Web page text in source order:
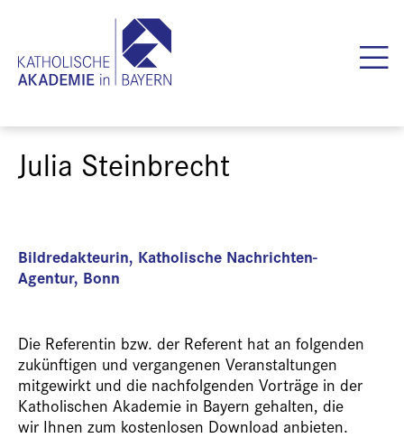
Julia Steinbrecht
Bildredakteurin, Katholische Nachrichten-
Agentur, Bonn
Die Referentin bzw. der Referent hat an folgenden
zukünftigen und vergangenen Veranstaltungen
mitgewirkt und die nachfolgenden Vorträge in der
Katholischen Akademie in Bayern gehalten, die
wir Ihnen zum kostenlosen Download anbieten.